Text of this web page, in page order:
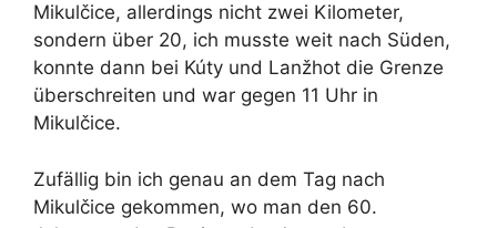
Mikulčice, allerdings nicht zwei Kilometer,
sondern über 20, ich musste weit nach Süden,
konnte dann bei Kúty und Lanžhot die Grenze
überschreiten und war gegen 11 Uhr in
Mikulčice.
Zufällig bin ich genau an dem Tag nach
Mikulčice gekommen, wo man den 60.